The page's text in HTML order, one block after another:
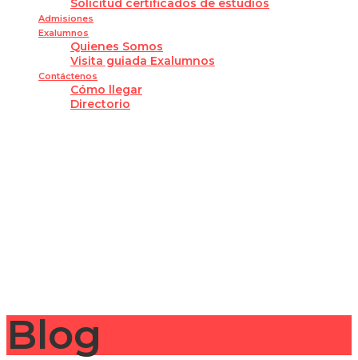
Solicitud certificados de estudios
Admisiones
Exalumnos
Quienes Somos
Visita guiada Exalumnos
Contáctenos
Cómo llegar
Directorio
Blog